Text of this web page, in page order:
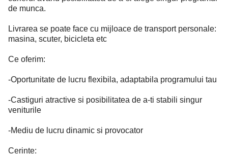
de munca.
Livrarea se poate face cu mijloace de transport personale:
masina, scuter, bicicleta etc
Ce oferim:
-Oportunitate de lucru flexibila, adaptabila programului tau
-Castiguri atractive si posibilitatea de a-ti stabili singur
veniturile
-Mediu de lucru dinamic si provocator
Cerinte: